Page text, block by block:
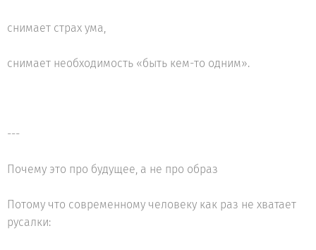
снимает страх ума,
снимает необходимость «быть кем-то одним».
---
Почему это про будущее, а не про образ
Потому что современному человеку как раз не хватает
русалки: